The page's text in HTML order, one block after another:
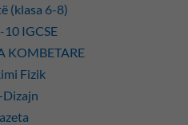
(klasa 6-8)
10 IGCSE
KOMBETARE
Fizik